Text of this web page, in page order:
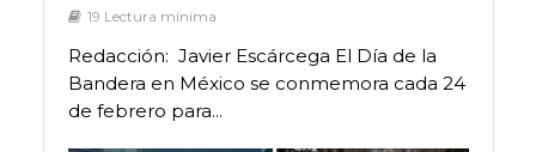
19 Lectura mínima
Redacción: Javier Escárcega El Día de la
Bandera en México se conmemora cada 24
de febrero para...